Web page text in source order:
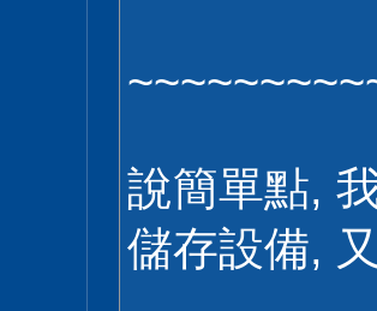
說簡單點,
儲存設備,